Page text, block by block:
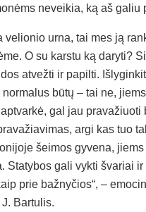
neveikia, ką aš galiu
velionio urna, tai mes ją
O su karstu ką daryti?
atvežti ir papilti.
būtų – tai ne,
gal jau pravažiuoti
argi kas tuo
šeimos gyvena,
Statybos gali vykti švariai ir
prie bažnyčios“, –
Bartulis.